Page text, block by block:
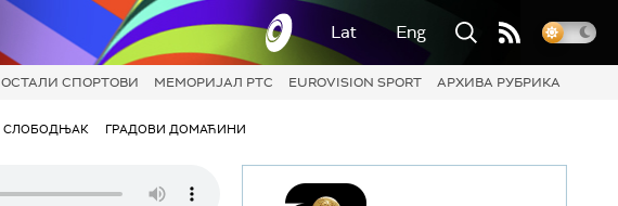
Lat Eng
ОСТАЛИ СПОРТОВИ МЕМОРИЈАЛ РТС EUROVISION SPORT АРХИВА РУБРИКА
СЛОБОДЊАК ГРАДОВИ ДОМАЋИНИ